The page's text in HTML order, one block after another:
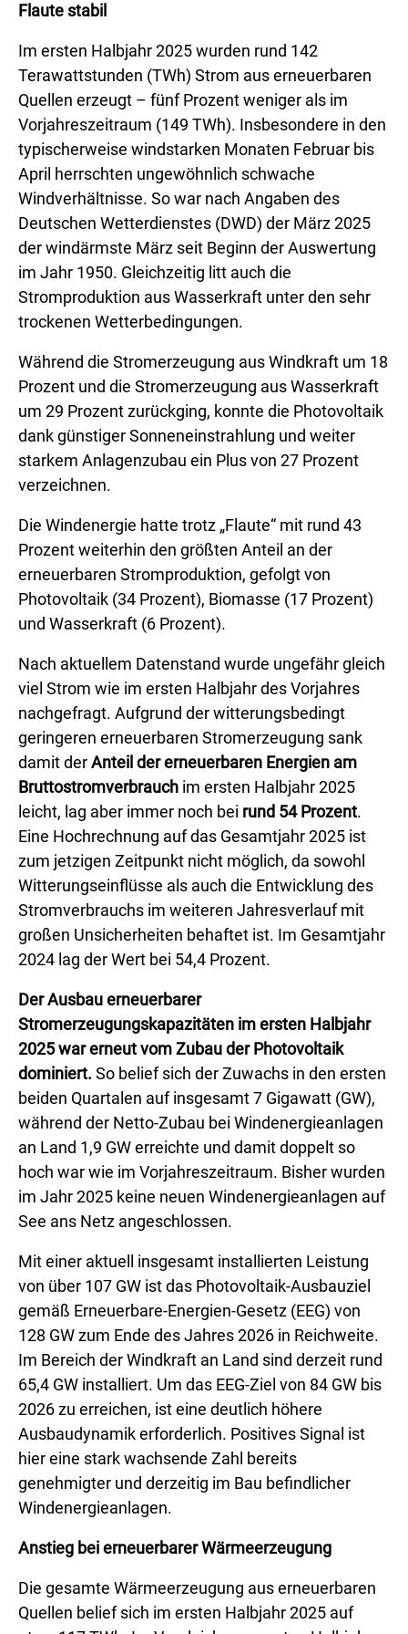
Flaute stabil
Im ersten Halbjahr 2025 wurden rund 142
Terawattstunden (⁠TWh⁠) Strom aus erneuerbaren
Quellen erzeugt – fünf Prozent weniger als im
Vorjahreszeitraum (149 TWh). Insbesondere in den
typischerweise windstarken Monaten Februar bis
April herrschten ungewöhnlich schwache
Windverhältnisse. So war nach Angaben des
Deutschen Wetterdienstes (⁠DWD⁠) der März 2025
der windärmste März seit Beginn der Auswertung
im Jahr 1950. Gleichzeitig litt auch die
Stromproduktion aus Wasserkraft unter den sehr
trockenen Wetterbedingungen.
Während die Stromerzeugung aus Windkraft um 18
Prozent und die Stromerzeugung aus Wasserkraft
um 29 Prozent zurückging, konnte die Photovoltaik
dank günstiger Sonneneinstrahlung und weiter
starkem Anlagenzubau ein Plus von 27 Prozent
verzeichnen.
Die Windenergie hatte trotz „Flaute“ mit rund 43
Prozent weiterhin den größten Anteil an der
erneuerbaren Stromproduktion, gefolgt von
Photovoltaik (34 Prozent), ⁠Biomasse⁠ (17 Prozent)
und Wasserkraft (6 Prozent).
Nach aktuellem Datenstand wurde ungefähr gleich
viel Strom wie im ersten Halbjahr des Vorjahres
nachgefragt. Aufgrund der witterungsbedingt
geringeren erneuerbaren Stromerzeugung sank
damit derAnteil der erneuerbaren Energien am
⁠Bruttostromverbrauch⁠ im ersten Halbjahr 2025
leicht, lag aber immer noch bei rund 54 Prozent.
Eine Hochrechnung auf das Gesamtjahr 2025 ist
zum jetzigen Zeitpunkt nicht möglich, da sowohl
Witterungseinflüsse als auch die Entwicklung des
Stromverbrauchs im weiteren Jahresverlauf mit
großen Unsicherheiten behaftet ist. Im Gesamtjahr
2024 lag der Wert bei 54,4 Prozent.
Der Ausbau erneuerbarer
Stromerzeugungskapazitäten im ersten Halbjahr
2025 war erneut vom Zubau der Photovoltaik
dominiert. So belief sich der Zuwachs in den ersten
beiden Quartalen auf insgesamt 7 Gigawatt (GW),
während der Netto-Zubau bei Windenergieanlagen
an Land 1,9 GW erreichte und damit doppelt so
hoch war wie im Vorjahreszeitraum. Bisher wurden
im Jahr 2025 keine neuen Windenergieanlagen auf
See ans Netz angeschlossen.
Mit einer aktuell insgesamt installierten Leistung
von über 107 GW ist das Photovoltaik-Ausbauziel
gemäß Erneuerbare-Energien-Gesetz (EEG) von
128 GW zum Ende des Jahres 2026 in Reichweite.
Im Bereich der Windkraft an Land sind derzeit rund
65,4 GW installiert. Um das EEG-Ziel von 84 GW bis
2026 zu erreichen, ist eine deutlich höhere
Ausbaudynamik erforderlich. Positives Signal ist
hier eine stark wachsende Zahl bereits
genehmigter und derzeitig im Bau befindlicher
Windenergieanlagen.
Anstieg bei erneuerbarer Wärmeerzeugung
Die gesamte Wärmeerzeugung aus erneuerbaren
Quellen belief sich im ersten Halbjahr 2025 auf